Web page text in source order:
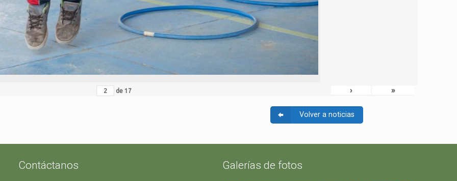
de17 › »
Volver a noticias
Contáctanos Galerías de fotos